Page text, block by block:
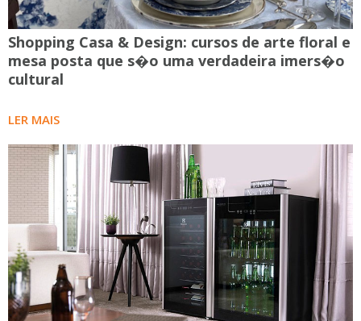
Shopping Casa & Design: cursos de arte floral e
mesa posta que s�o uma verdadeira imers�o
cultural
LER MAIS